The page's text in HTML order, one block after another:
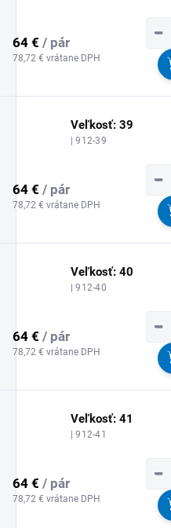
64 € / pár
78,72 € vrátane DPH
−
Veľkosť: 39
| 912-39
64 € / pár
78,72 € vrátane DPH
−
Veľkosť: 40
| 912-40
64 € / pár
78,72 € vrátane DPH
−
Veľkosť: 41
| 912-41
64 € / pár
78,72 € vrátane DPH
−